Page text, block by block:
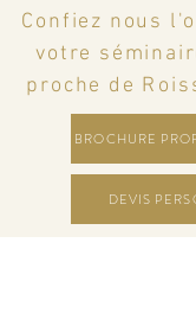
Confiez nous
votre
proche de
BROCHURE
DEVIS